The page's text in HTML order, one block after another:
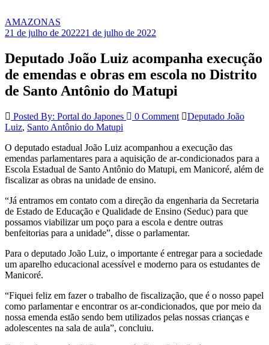
AMAZONAS
21 de julho de 202221 de julho de 2022
Deputado João Luiz acompanha execução
de emendas e obras em escola no Distrito
de Santo Antônio do Matupi
Posted By: Portal do Japones 0 Comment
Deputado João
Luiz, Santo Antônio do Matupi
O deputado estadual João Luiz acompanhou a execução das
emendas parlamentares para a aquisição de ar-condicionados para a
Escola Estadual de Santo Antônio do Matupi, em Manicoré, além de
fiscalizar as obras na unidade de ensino.
“Já entramos em contato com a direção da engenharia da Secretaria
de Estado de Educação e Qualidade de Ensino (Seduc) para que
possamos viabilizar um poço para a escola e dentre outras
benfeitorias para a unidade”, disse o parlamentar.
Para o deputado João Luiz, o importante é entregar para a sociedade
um aparelho educacional acessível e moderno para os estudantes de
Manicoré.
“Fiquei feliz em fazer o trabalho de fiscalização, que é o nosso papel
como parlamentar e encontrar os ar-condicionados, que por meio da
nossa emenda estão sendo bem utilizados pelas nossas crianças e
adolescentes na sala de aula”, concluiu.